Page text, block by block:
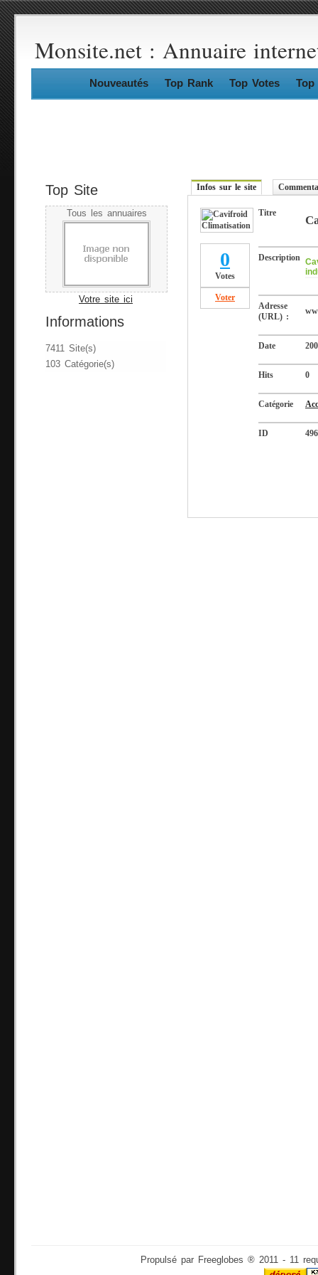
Monsite.net : Annuaire
Nouveautés Top Rank Top Votes Top
Top Site
Tous les annuaires
Votre site ici
Informations
7411 Site(s)
103 Catégorie(s)
Infos sur le site
0
Votes
Voter
Titre
Description
Adresse
(URL) :
Date
Hits 0
Catégorie
ID
Propulsé par Freeglobes ® 2011 - 11